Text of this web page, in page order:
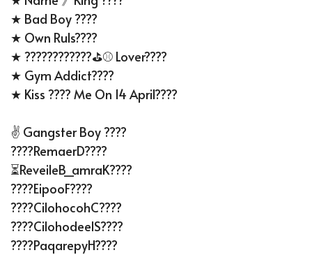
★ Bad Boy ????
★ Own Ruls????
★ ????????????⛳️⚾️ Lover????
★ Gym Addict????
★ Kiss ???? Me On 14 April????
️✌ Gangster Boy ????
????remaerD????
⏳reveileB_amraK????
????eipooF????
????cilohocohC????
????cilohodeelS????
????paqarepyH????